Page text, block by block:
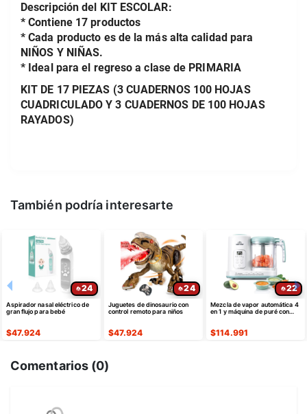
Descripción del KIT ESCOLAR:
* Contiene 17 productos
* Cada producto es de la más alta calidad para
NIÑOS Y NIÑAS.
* Ideal para el regreso a clase de PRIMARIA
KIT DE 17 PIEZAS (3 CUADERNOS 100 HOJAS
CUADRICULADO Y 3 CUADERNOS DE 100 HOJAS
RAYADOS)
También podría interesarte
24
Aspirador nasal eléctrico de
gran flujo para bebé
$47.924
24
Juguetes de dinosaurio con
control remoto para niños
$47.924
22
Mezcla de vapor automática 4
en 1 y máquina de puré con
$114.991
Comentarios (0)